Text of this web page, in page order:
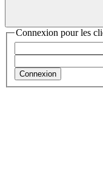
Connexion pour les
Connexion